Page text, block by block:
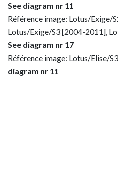
See diagram nr 11
Référence image: Lotus/Exige/
Lotus/Exige/S3 [2004-2011],
See diagram nr 17
Référence image: Lotus/Elise/
diagram nr 11